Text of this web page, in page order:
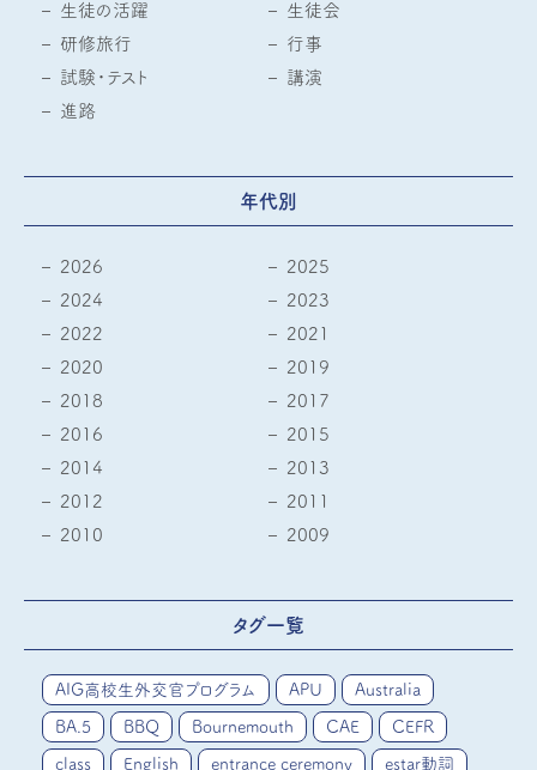
生徒の活躍
生徒会
研修旅行
行事
試験・テスト
講演
進路
年代別
2026
2025
2024
2023
2022
2021
2020
2019
2018
2017
2016
2015
2014
2013
2012
2011
2010
2009
タグ一覧
AIG高校生外交官プログラム APU Australia
BA.5 BBQ Bournemouth CAE CEFR
class English entrance ceremony estar動詞